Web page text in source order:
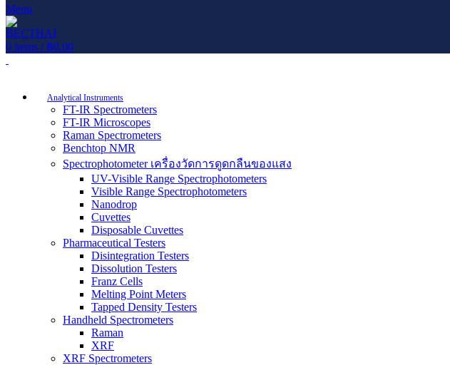
Menu
0 items / ฿0.00
Analytical Instruments
FT-IR Spectrometers
FT-IR Microscopes
Raman Spectrometers
Benchtop NMR
Spectrophotometer เครื่องวัดการดูดกลืนของแสง
UV-Visible Range Spectrophotometers
Visible Range Spectrophotometers
Nanodrop
Cuvettes
Disposable Cuvettes
Pharmaceutical Testers
Disintegration Testers
Dissolution Testers
Franz Cells
Melting Point Meters
Tapped Density Testers
Handheld Spectrometers
Raman
XRF
XRF Spectrometers